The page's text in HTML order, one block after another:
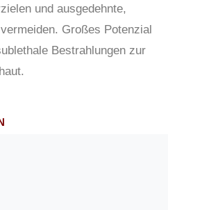
und ausgedehnte,
Großes Potenzial
Bestrahlungen zur